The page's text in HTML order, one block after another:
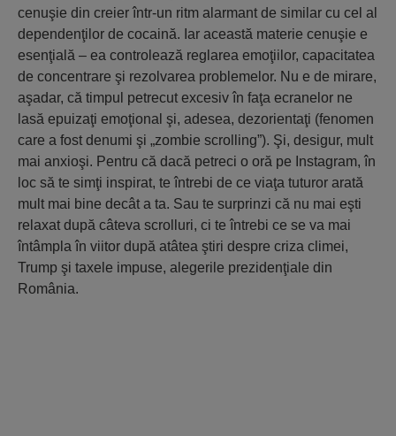
cenuşie din creier într-un ritm alarmant de similar cu cel al
dependenţilor de cocaină. Iar această materie cenuşie e
esenţială – ea controlează reglarea emoţiilor, capacitatea
de concentrare şi rezolvarea problemelor. Nu e de mirare,
aşadar, că timpul petrecut excesiv în faţa ecranelor ne
lasă epuizaţi emoţional şi, adesea, dezorientaţi (fenomen
care a fost denumi şi „zombie scrolling”). Şi, desigur, mult
mai anxioşi. Pentru că dacă petreci o oră pe Instagram, în
loc să te simţi inspirat, te întrebi de ce viaţa tuturor arată
mult mai bine decât a ta. Sau te surprinzi că nu mai eşti
relaxat după câteva scrolluri, ci te întrebi ce se va mai
întâmpla în viitor după atâtea ştiri despre criza climei,
Trump şi taxele impuse, alegerile prezidenţiale din
România.